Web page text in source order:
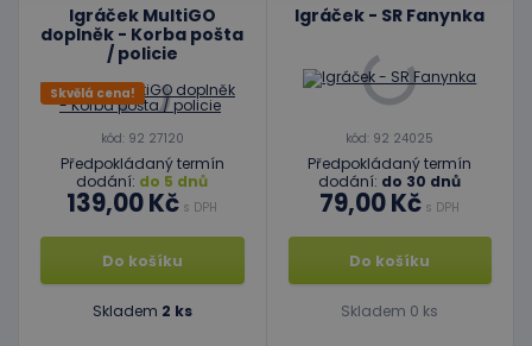
Igráček MultiGO
doplněk - Korba pošta
/ policie
Skvělá cena!
kód: 92 27120
Předpokládaný termín
dodání: do 5 dnů
139,00 Kč s DPH
Do košíku
Skladem 2 ks
Igráček - SR Fanynka
kód: 92 24025
Předpokládaný termín
dodání: do 30 dnů
79,00 Kč s DPH
Do košíku
Skladem 0 ks